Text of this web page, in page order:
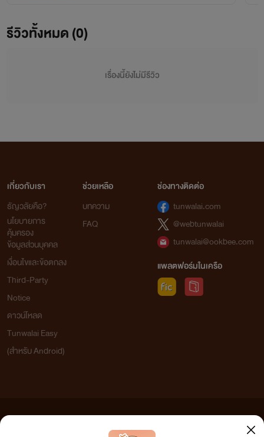
My Midnight คุณคือลูกค้าเที่ยงคืนหรอครับ | คุณอาเพิร์ช x ว่าน
You Should Be Mine! | Sho x Pang
แต่หลายคนก็บอกว่าสนุก
คนชื่อ เฟย์ แม่งไม่แฟร์เลยว่ะ | 3P อรรถ เฟย์ วาฬ
นิยายความรักเด็กมหาลัย
รีวิวทั้งหมด (0)
เรื่องนี้ยังไม่มีรีวิว
เกี่ยวกับเรา
ธัญวลัยคือ?
นโยบายการ
คุ้มครอง
ข้อมูลส่วนบุคคล
เงื่อนไขและข้อตกลง
Third-Party
Notice
ดาวน์โหลด
Tunwalai Easy
(สำหรับ Android)
ช่วยเหลือ
บทความ
FAQ
ช่องทางติดต่อ
tunwalai.com
@webtunwalai
tunwalai@ookbee.com
แพลตฟอร์มในเครือ